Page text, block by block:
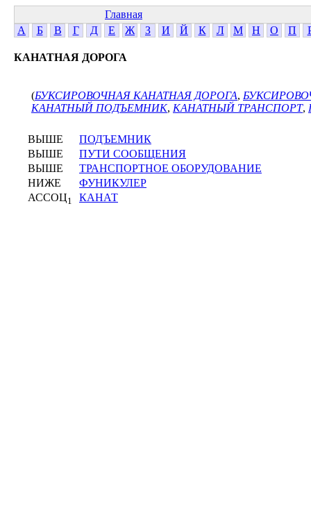
Главная
А
Б В Г Д Е Ж З И Й К Л М Н О П
КАНАТНАЯ ДОРОГА
(БУКСИРОВОЧНАЯ КАНАТНАЯ ДОРОГА,
КАНАТНЫЙ ПОДЪЕМНИК, КАНАТНЫЙ ТРАНСПОРТ,
ВЫШЕ
ПОДЪЕМНИК
ВЫШЕ
ПУТИ СООБЩЕНИЯ
ВЫШЕ
ТРАНСПОРТНОЕ ОБОРУДОВАНИЕ
НИЖЕ
ФУНИКУЛЕР
АССОЦ1 КАНАТ